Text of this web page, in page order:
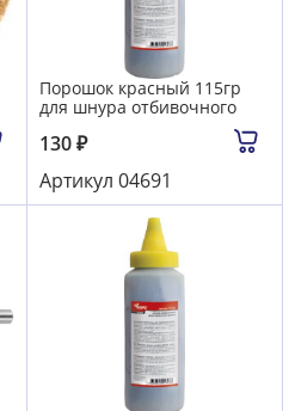
Порошок красный 115гр
для шнура отбивочного
130₽
Артикул 04691